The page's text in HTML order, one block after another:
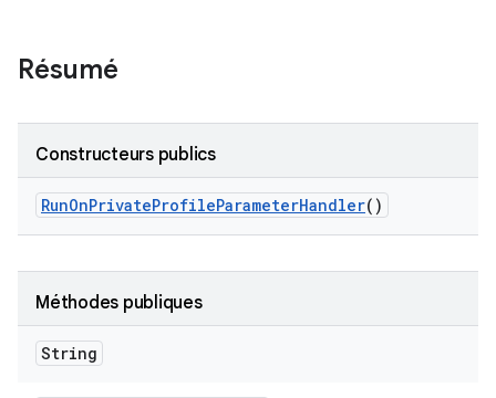
Résumé
Constructeurs publics
RunOnPrivateProfileParameterHandler()
Méthodes publiques
String